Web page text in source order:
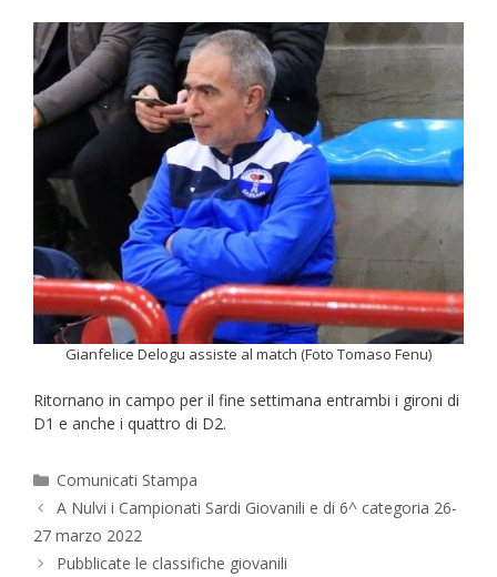
Gianfelice Delogu assiste al match (Foto Tomaso Fenu)
Ritornano in campo per il fine settimana entrambi i gironi di
D1 e anche i quattro di D2.
Categorie
Comunicati Stampa
A Nulvi i Campionati Sardi Giovanili e di 6^ categoria 26-
27 marzo 2022
Pubblicate le classifiche giovanili